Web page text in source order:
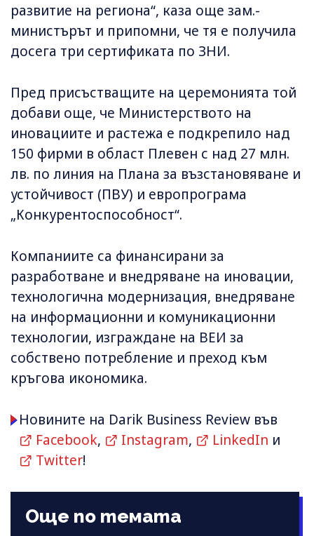
развитие на региона“, каза още зам.-
министърът и припомни, че тя е получила
досега три сертификата по ЗНИ.
Пред присъстващите на церемонията той
добави още, че Министерството на
иновациите и растежа е подкрепило над
150 фирми в област Плевен с над 27 млн.
лв. по линия на Плана за възстановяване и
устойчивост (ПВУ) и европрограма
„Конкурентоспособност“.
Компаниите са финансирани за
разработване и внедряване на иновации,
технологична модернизация, внедряване
на информационни и комуникационни
технологии, изграждане на ВЕИ за
собствено потребление и преход към
кръгова икономика.
Новините на Darik Business Review във
Facebook, Instagram, LinkedIn и
Twitter!
Още по темата